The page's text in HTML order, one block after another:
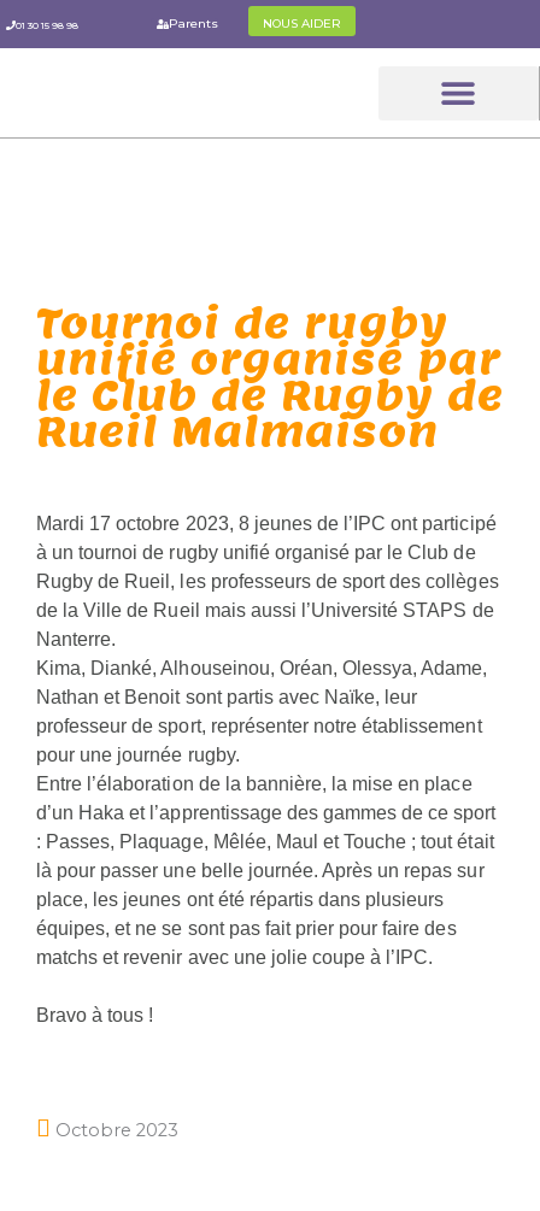
au
01 30 15 98 98 Parents NOUS AIDER
Tournoi de rugby
unifié organisé par
le Club de Rugby de
Rueil Malmaison
Mardi 17 octobre 2023, 8 jeunes de l’IPC ont participé
à un tournoi de rugby unifié organisé par le Club de
Rugby de Rueil, les professeurs de sport des collèges
de la Ville de Rueil mais aussi l’Université STAPS de
Nanterre.
Kima, Dianké, Alhouseinou, Oréan, Olessya, Adame,
Nathan et Benoit sont partis avec Naïke, leur
professeur de sport, représenter notre établissement
pour une journée rugby.
Entre l’élaboration de la bannière, la mise en place
d’un Haka et l’apprentissage des gammes de ce sport
: Passes, Plaquage, Mêlée, Maul et Touche ; tout était
là pour passer une belle journée. Après un repas sur
place, les jeunes ont été répartis dans plusieurs
équipes, et ne se sont pas fait prier pour faire des
matchs et revenir avec une jolie coupe à l’IPC.
Bravo à tous !
Octobre 2023